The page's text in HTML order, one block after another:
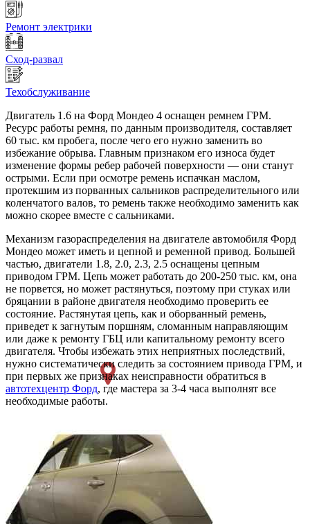
Ремонт электрики
Сход-развал
Техобслуживание
Двигатель 1.6 на Форд Мондео 4 оснащен ремнем ГРМ.
Ресурс работы ремня, по данным производителя, составляет
60 тыс. км пробега, после чего его нужно заменить во
избежание обрыва. Главным признаком его износа будет
изменение формы ребер рабочей поверхности — они станут
острыми. Если при осмотре ремень испачкан маслом,
протекшим из порванных сальников распределительного или
коленчатого валов, то ремень также необходимо заменить как
можно скорее вместе с сальниками.
Механизм газораспределения на двигателе автомобиля Форд
Мондео может иметь и цепной и ременной привод. Большей
частью, двигатели 1.8, 2.0, 2.3, 2.5 оснащены цепным
приводом ГРМ. Цепь может работать до 200-250 тыс. км, она
не порвется, но может растянуться, поэтому при стуках или
бряцании в районе двигателя необходимо проверить ее
состояние. Растянутая цепь, как и оборванный ремень,
приведет к загнутым поршням, сломанным направляющим
или даже к ремонту ГБЦ или капитальному ремонту всего
двигателя. Чтобы избежать этих неприятных последствий,
нужно систематически следить за состоянием привода ГРМ, и
при первых же признаках неисправности обратиться в
автотехцентр Форд, где мастера за 3-4 часа выполнят все
необходимые работы.